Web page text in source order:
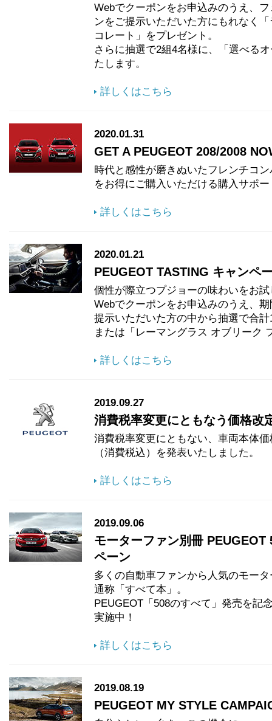
Webでクーポンをお申込みのうえ、
ンをご提示いただいた方にもれなく
コレート」をプレゼント。
さらに抽選で2組4名様に、「選べる
たします。
詳しくはこちら
2020.01.31
GET A PEUGEOT 208/2008
時代と感性が磨きぬいたフレンチコ
をお得にご購入いただける購入サポ
詳しくはこちら
2020.01.21
PEUGEOT TASTING キャンペ
個性が際立つプジョーの味わいをお
Webでクーポンをお申込みのうえ、
提示いただいた方の中から抽選で合
または「レーマングラス オブリーク
詳しくはこちら
2019.09.27
消費税率変更にともなう価格改
消費税率変更にともない、車両本体
（消費税込）を発表いたしました。
詳しくはこちら
2019.09.06
モーターファン別冊
ペーン
多くの自動車ファンから人気のモー
通称「すべて本」。
PEUGEOT「508のすべて」発売を記
実施中！
詳しくはこちら
2019.08.19
PEUGEOT MY STYLE